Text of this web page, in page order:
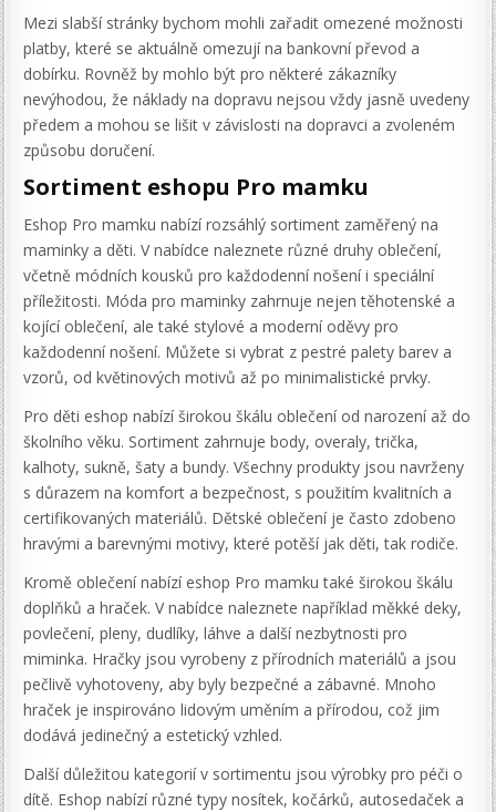
Mezi slabší stránky bychom mohli zařadit omezené možnosti
platby, které se aktuálně omezují na bankovní převod a
dobírku. Rovněž by mohlo být pro některé zákazníky
nevýhodou, že náklady na dopravu nejsou vždy jasně uvedeny
předem a mohou se lišit v závislosti na dopravci a zvoleném
způsobu doručení.
Sortiment eshopu Pro mamku
Eshop Pro mamku nabízí rozsáhlý sortiment zaměřený na
maminky a děti. V nabídce naleznete různé druhy oblečení,
včetně módních kousků pro každodenní nošení i speciální
příležitosti. Móda pro maminky zahrnuje nejen těhotenské a
kojící oblečení, ale také stylové a moderní oděvy pro
každodenní nošení. Můžete si vybrat z pestré palety barev a
vzorů, od květinových motivů až po minimalistické prvky.
Pro děti eshop nabízí širokou škálu oblečení od narození až do
školního věku. Sortiment zahrnuje body, overaly, trička,
kalhoty, sukně, šaty a bundy. Všechny produkty jsou navrženy
s důrazem na komfort a bezpečnost, s použitím kvalitních a
certifikovaných materiálů. Dětské oblečení je často zdobeno
hravými a barevnými motivy, které potěší jak děti, tak rodiče.
Kromě oblečení nabízí eshop Pro mamku také širokou škálu
doplňků a hraček. V nabídce naleznete například měkké deky,
povlečení, pleny, dudlíky, láhve a další nezbytnosti pro
miminka. Hračky jsou vyrobeny z přírodních materiálů a jsou
pečlivě vyhotoveny, aby byly bezpečné a zábavné. Mnoho
hraček je inspirováno lidovým uměním a přírodou, což jim
dodává jedinečný a estetický vzhled.
Další důležitou kategorií v sortimentu jsou výrobky pro péči o
dítě. Eshop nabízí různé typy nosítek, kočárků, autosedaček a